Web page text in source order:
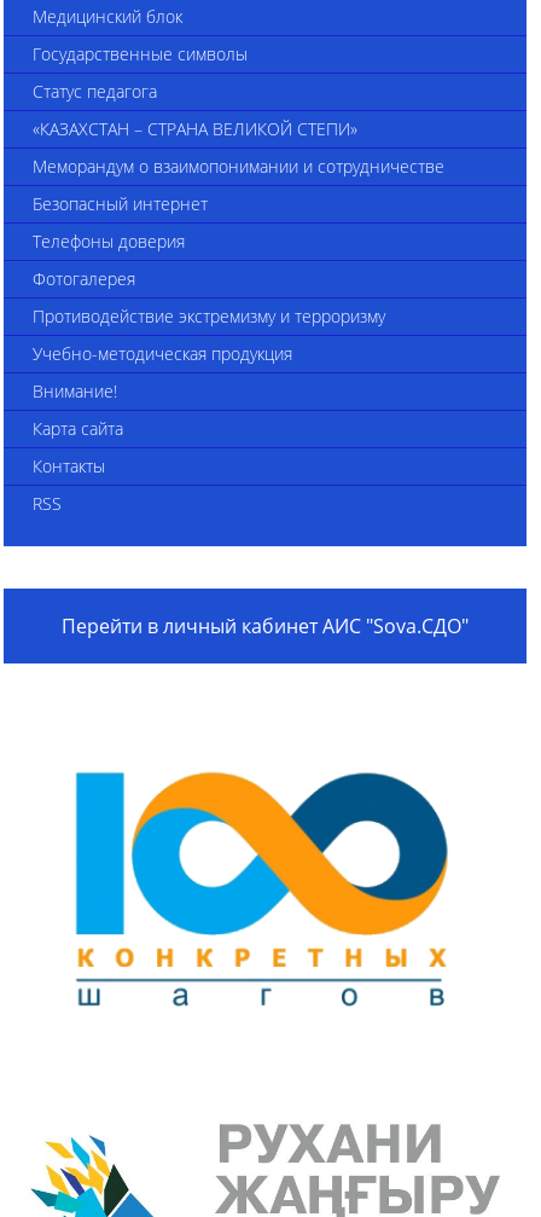
Медицинский блок
Государственные символы
Статус педагога
«КАЗАХСТАН – СТРАНА ВЕЛИКОЙ СТЕПИ»
Меморандум о взаимопонимании и сотрудничестве
Безопасный интернет
Телефоны доверия
Фотогалерея
Противодействие экстремизму и терроризму
Учебно-методическая продукция
Внимание!
Карта сайта
Контакты
RSS
Перейти в личный кабинет АИС "Sova.СДО"